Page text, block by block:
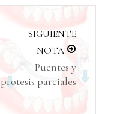
SIGUIENTE
NOTA
Puentes y
protesis parciales